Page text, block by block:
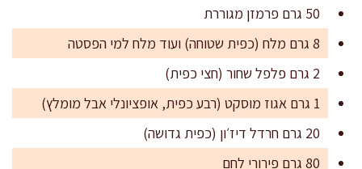
50 גרם פרמזן מגוררת
8 גרם מלח (כפית שטוחה) ועוד מלח למי הפסטה
2 גרם פלפל שחור (חצי כפית)
1 גרם אגוז מוסקט (רבע כפית, אופציונלי אבל מומלץ)
20 גרם חרדל דיז׳ון (כפית גדושה)
80 גרם פירורי לחם